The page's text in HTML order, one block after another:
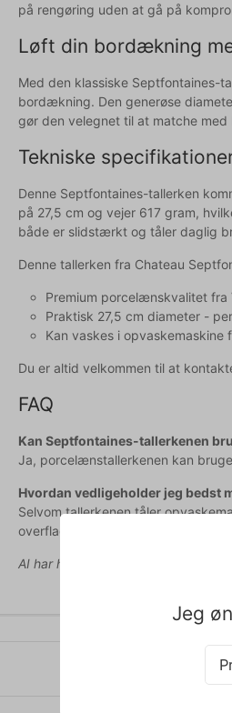
Jeg
på rengøring uden at gå på
Løft din bordækning
Med den klassiske Septfontaines-
bordækning. Den generøse
gør den velegnet til at matche
Tekniske
Denne Septfontaines-tallerken
på 27,5 cm og vejer 617 gram,
både er slidstærkt og tåler daglig
Denne tallerken fra Chateau
Premium porcelænskvalitet fra
Praktisk 27,5 cm diameter -
Kan vaskes i opvaskemaskine
Du er altid velkommen til at
FAQ
Kan Septfontaines-tallerkenen
Ja, porcelænstallerkenen kan
Hvordan vedligeholder jeg bedst
Selvom tallerkenen tåler
overfladen flot i længere tid.
AI har hjulpet med teksten og